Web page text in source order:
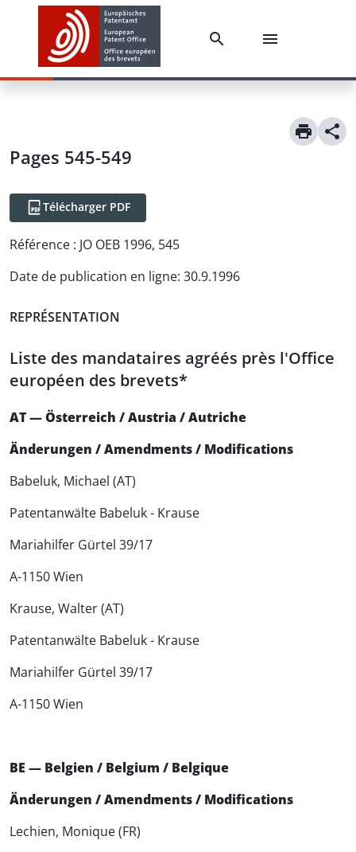
Pages 545-549
Télécharger PDF
Référence : JO OEB 1996, 545
Date de publication en ligne: 30.9.1996
REPRÉSENTATION
Liste des mandataires agréés près l'Office
européen des brevets*
AT — Österreich / Austria / Autriche
Änderungen / Amendments / Modifications
Babeluk, Michael (AT)
Patentanwälte Babeluk - Krause
Mariahilfer Gürtel 39/17
A-1150 Wien
Krause, Walter (AT)
Patentanwälte Babeluk - Krause
Mariahilfer Gürtel 39/17
A-1150 Wien
BE — Belgien / Belgium / Belgique
Änderungen / Amendments / Modifications
Lechien, Monique (FR)